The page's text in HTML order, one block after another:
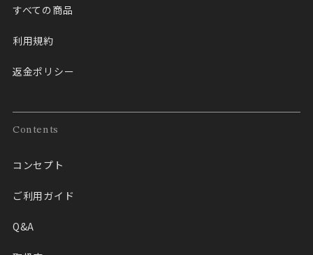
すべての商品
利用規約
返金ポリシー
Contents
コンセプト
ご利用ガイド
Q&A